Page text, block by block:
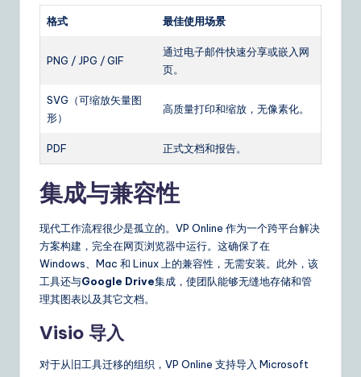
格式 最佳使用场景
PNG / JPG / GIF
通过电子邮件快速分享或嵌入网
页。
SVG（可缩放矢量图
形）
高质量打印和缩放，无像素化。
PDF 正式文档和报告。
集成与兼容性
现代工作流程很少是孤立的。VP Online 作为一个跨平台解决
方案构建，完全在网页浏览器中运行。这确保了在
Windows、Mac 和 Linux 上的兼容性，无需安装。此外，该
工具还与Google Drive集成，使团队能够无缝地存储和管
理其图表以及其它文档。
Visio 导入
对于从旧工具迁移的组织，VP Online 支持导入 Microsoft